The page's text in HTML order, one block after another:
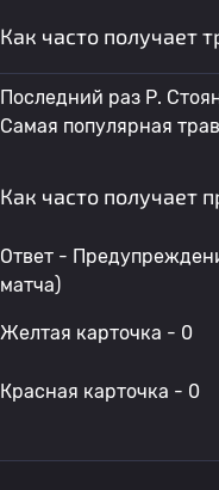
Как часто получает
Последний раз Р.
Самая популярная
Как часто получает
Ответ -
матча)
Желтая карточка - 0
Красная карточка - 0